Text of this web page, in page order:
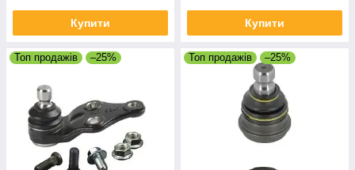
Купити Купити
Топ продажів –25% Топ продажів –25%